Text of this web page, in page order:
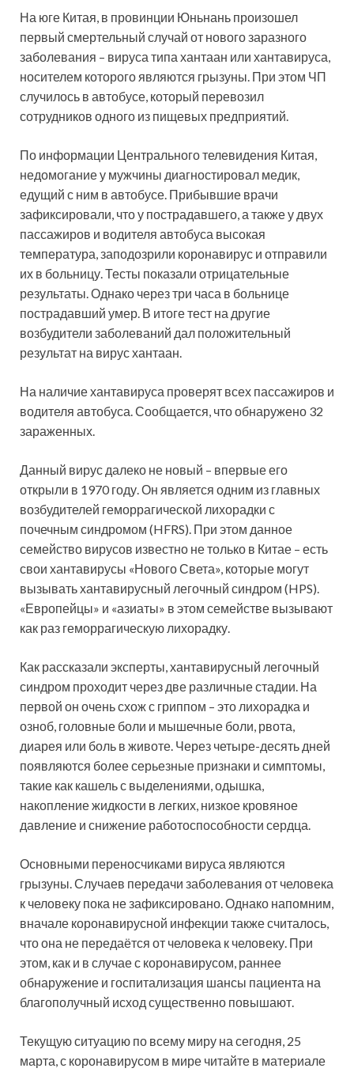
На юге Китая, в провинции Юньнань произошел
первый смертельный случай от нового заразного
заболевания – вируса типа хантаан или хантавируса,
носителем которого являются грызуны. При этом ЧП
случилось в автобусе, который перевозил
сотрудников одного из пищевых предприятий.
По информации Центрального телевидения Китая,
недомогание у мужчины диагностировал медик,
едущий с ним в автобусе. Прибывшие врачи
зафиксировали, что у пострадавшего, а также у двух
пассажиров и водителя автобуса высокая
температура, заподозрили коронавирус и отправили
их в больницу. Тесты показали отрицательные
результаты. Однако через три часа в больнице
пострадавший умер. В итоге тест на другие
возбудители заболеваний дал положительный
результат на вирус хантаан.
На наличие хантавируса проверят всех пассажиров и
водителя автобуса. Сообщается, что обнаружено 32
зараженных.
Данный вирус далеко не новый – впервые его
открыли в 1970 году. Он является одним из главных
возбудителей геморрагической лихорадки с
почечным синдромом (HFRS). При этом данное
семейство вирусов известно не только в Китае – есть
свои хантавирусы «Нового Света», которые могут
вызывать хантавирусный легочный синдром (HPS).
«Европейцы» и «азиаты» в этом семействе вызывают
как раз геморрагическую лихорадку.
Как рассказали эксперты, хантавирусный легочный
синдром проходит через две различные стадии. На
первой он очень схож с гриппом – это лихорадка и
озноб, головные боли и мышечные боли, рвота,
диарея или боль в животе. Через четыре-десять дней
появляются более серьезные признаки и симптомы,
такие как кашель с выделениями, одышка,
накопление жидкости в легких, низкое кровяное
давление и снижение работоспособности сердца.
Основными переносчиками вируса являются
грызуны. Случаев передачи заболевания от человека
к человеку пока не зафиксировано. Однако напомним,
вначале коронавирусной инфекции также считалось,
что она не передаётся от человека к человеку. При
этом, как и в случае с коронавирусом, раннее
обнаружение и госпитализация шансы пациента на
благополучный исход существенно повышают.
Текущую ситуацию по всему миру на сегодня, 25
марта, с коронавирусом в мире читайте в материале